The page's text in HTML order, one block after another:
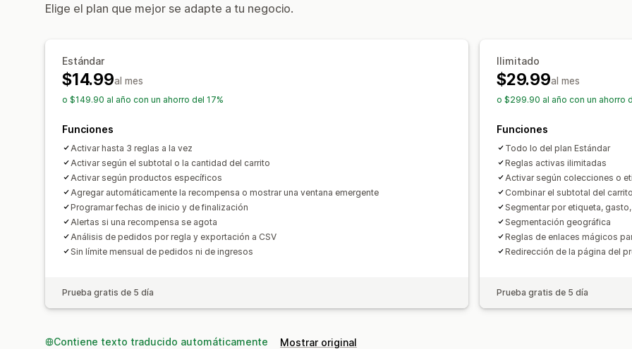
Segmentación
Elige el plan que mejor se adapte a tu negocio.
Estándar
$14.99al mes
o $149.90 al año con un ahorro del 17%
Funciones
Activar hasta 3 reglas a la vez
Activar según el subtotal o la cantidad del carrito
Activar según productos específicos
Agregar automáticamente la recompensa o mostrar una ventana emergente
Programar fechas de inicio y de finalización
Alertas si una recompensa se agota
Análisis de pedidos por regla y exportación a CSV
Sin límite mensual de pedidos ni de ingresos
Prueba gratis de 5 día
Ilimitado
$29.99al mes
o $299.90 al año con un ahorro
Funciones
Todo lo del plan Estándar
Reglas activas ilimitadas
Activar según colecciones o
Combinar el subtotal del
Segmentar por etiqueta,
Segmentación geográfica
Reglas de enlaces mágicos
Redirección de la página del
Prueba gratis de 5 día
Contiene texto traducido automáticamente Mostrar original